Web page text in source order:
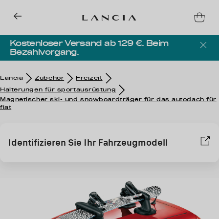
Kostenloser Versand ab 129 €. Beim
Bezahlvorgang.
Lancia Zubehör​ Freizeit
Halterungen für sportausrüstung
Magnetischer ski- und snowboardträger für das autodach für
fiat
Identifizieren Sie Ihr Fahrzeugmodell